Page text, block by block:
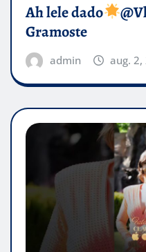
Ah lele dado​
Gramoste
admin aug. 2,